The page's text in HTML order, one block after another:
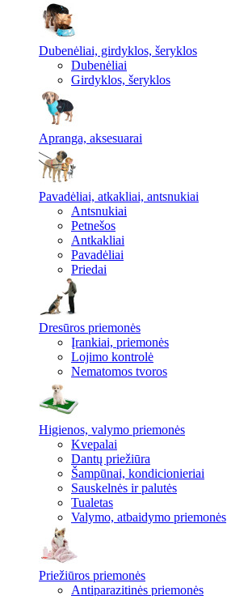
Dubenėliai, girdyklos, šeryklos
Dubenėliai
Girdyklos, šeryklos
Apranga, aksesuarai
Pavadėliai, atkakliai, antsnukiai
Antsnukiai
Petnešos
Antkakliai
Pavadėliai
Priedai
Dresūros priemonės
Įrankiai, priemonės
Lojimo kontrolė
Nematomos tvoros
Higienos, valymo priemonės
Kvepalai
Dantų priežiūra
Šampūnai, kondicionieriai
Sauskelnės ir palutės
Tualetas
Valymo, atbaidymo priemonės
Priežiūros priemonės
Antiparazitinės priemonės